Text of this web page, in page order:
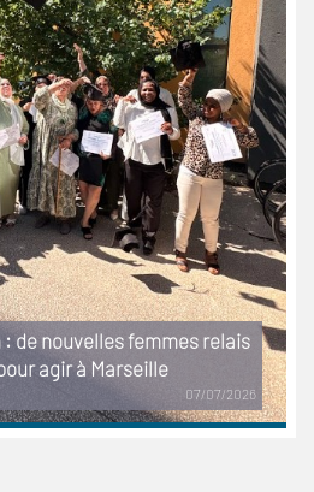
: de nouvelles femmes relais
agir à Marseille
07/07/2026